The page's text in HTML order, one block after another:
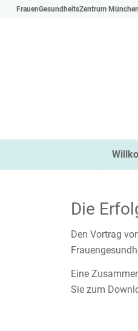
FrauenGesundheitsZentrum
Die
Den Vortrag
Eine
Sie zum